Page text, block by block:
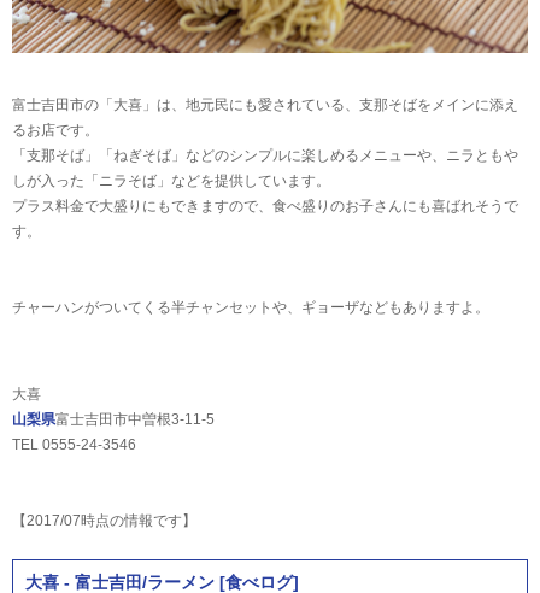
富士吉田市の「大喜」は、地元民にも愛されている、支那そばをメインに添え
るお店です。
「支那そば」「ねぎそば」などのシンプルに楽しめるメニューや、ニラともや
しが入った「ニラそば」などを提供しています。
プラス料金で大盛りにもできますので、食べ盛りのお子さんにも喜ばれそうで
す。
チャーハンがついてくる半チャンセットや、ギョーザなどもありますよ。
大喜
山梨県富士吉田市中曽根3-11-5
TEL 0555-24-3546
【2017/07時点の情報です】
大喜 - 富士吉田/ラーメン [食べログ]